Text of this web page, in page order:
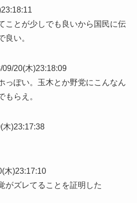
ことが少しでも良いから国民に伝
良い。
09/20(木)23:18:09
っぽい。玉木とか野党にこんなん
もらえ。
木)23:17:38
木)23:17:10
がズレてることを証明した